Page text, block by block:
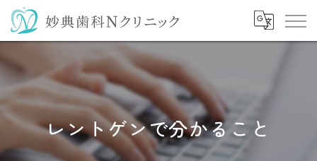
レントゲンで分かること